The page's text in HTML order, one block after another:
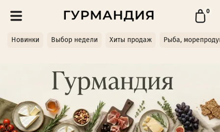
0
Новинки Выбор недели Хиты продаж Рыба,